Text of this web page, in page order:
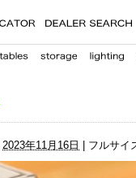
2023年11月16日 フルサイ